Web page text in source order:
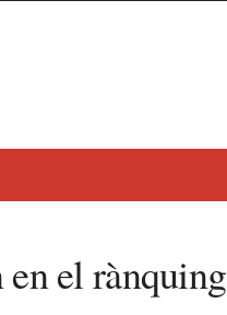
el rànquing